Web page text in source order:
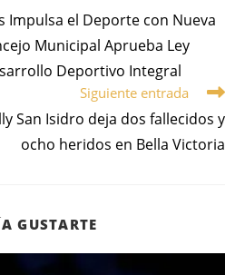
Impulsa el Deporte con Nueva
Municipal Aprueba Ley
Deportivo Integral
Siguiente entrada
San Isidro deja dos fallecidos y
ocho heridos en Bella Victoria
GUSTARTE